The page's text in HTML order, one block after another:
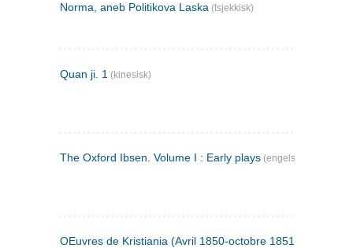
Norma, aneb Politikova Laska (tsjekkisk)
Quan ji. 1 (kinesisk)
The Oxford Ibsen. Volume I : Early plays (engelsk)
OEuvres de Kristiania (Avril 1850-octobre 1851) : Poèmes